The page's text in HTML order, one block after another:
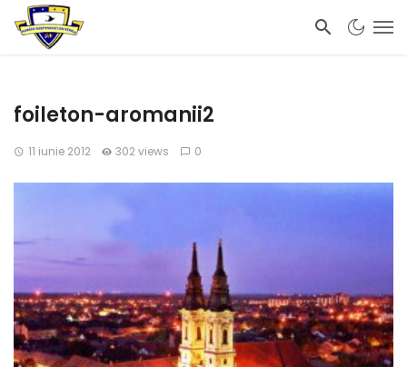
foileton-aromanii2
11 iunie 2012 302 views 0